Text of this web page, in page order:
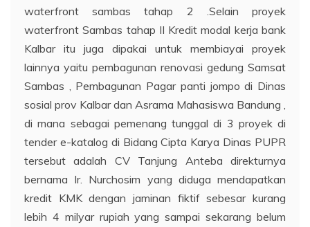
waterfront sambas tahap 2 .Selain proyek
waterfront Sambas tahap II Kredit modal kerja bank
Kalbar itu juga dipakai untuk membiayai proyek
lainnya yaitu pembagunan renovasi gedung Samsat
Sambas , Pembagunan Pagar panti jompo di Dinas
sosial prov Kalbar dan Asrama Mahasiswa Bandung ,
di mana sebagai pemenang tunggal di 3 proyek di
tender e-katalog di Bidang Cipta Karya Dinas PUPR
tersebut adalah CV Tanjung Anteba direkturnya
bernama Ir. Nurchosim yang diduga mendapatkan
kredit KMK dengan jaminan fiktif sebesar kurang
lebih 4 milyar rupiah yang sampai sekarang belum